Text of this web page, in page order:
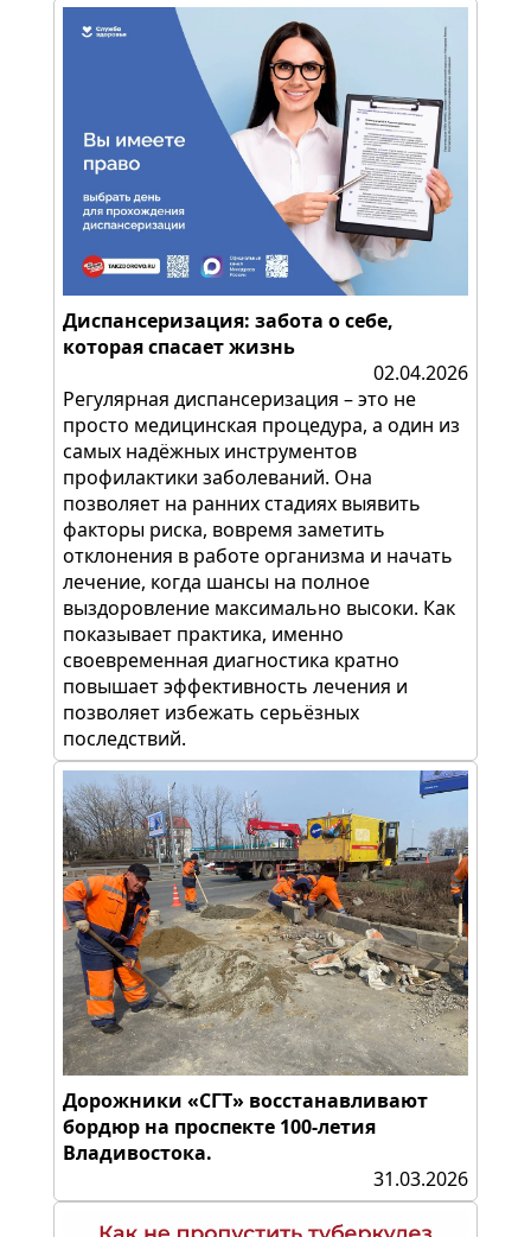
Диспансеризация: забота о себе,
которая спасает жизнь
02.04.2026
Регулярная диспансеризация – это не
просто медицинская процедура, а один из
самых надёжных инструментов
профилактики заболеваний. Она
позволяет на ранних стадиях выявить
факторы риска, вовремя заметить
отклонения в работе организма и начать
лечение, когда шансы на полное
выздоровление максимально высоки. Как
показывает практика, именно
своевременная диагностика кратно
повышает эффективность лечения и
позволяет избежать серьёзных
последствий.
Дорожники «СГТ» восстанавливают
бордюр на проспекте 100-летия
Владивостока.
31.03.2026